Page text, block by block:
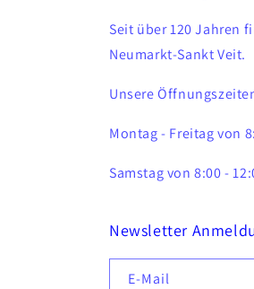
Seit über 120 Jahren
Neumarkt-Sankt Veit.
Unsere
Montag - Freitag von
Samstag von 8:00 -
Newsletter
E-Mail